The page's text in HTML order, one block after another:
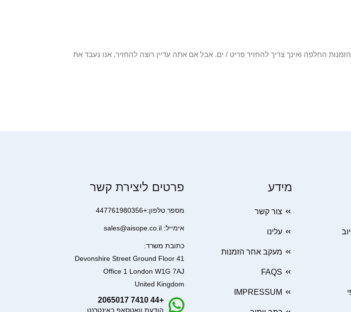
אנו נפתור מראש להזמנות החלפה ואינך צריך להחזיר פריט / ים. אבל אם אתה עדיין רוצה להחזיר, אנו נעבד את
מידע
צור קשר
עלינו
מעקב אחר הזמנות
FAQS
IMPRESSUM
פרטים ליצירת קשר
מספר טלפון:+447761980356
אימייל: sales@aisope.co.il
כתובת משרד:
41 Devonshire Street Ground Floor
Office 1 London W1G 7AJ
United Kingdom
+44 7410 2065017
הודעת וואטסאפ באינטרנט